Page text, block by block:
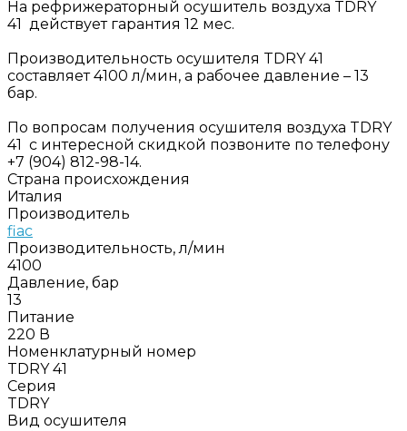
На рефрижераторный осушитель воздуха TDRY
41 действует гарантия 12 мес.
Производительность осушителя TDRY 41
составляет 4100 л/мин, а рабочее давление – 13
бар.
По вопросам получения осушителя воздуха TDRY
41 с интересной скидкой позвоните по телефону
+7 (904) 812-98-14.
Страна происхождения
Италия
Производитель
fiac
Производительность, л/мин
4100
Давление, бар
13
Питание
220 В
Номенклатурный номер
TDRY 41
Серия
TDRY
Вид осушителя